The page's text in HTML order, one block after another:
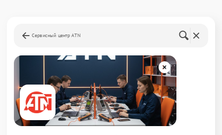
Сервисный центр ATN